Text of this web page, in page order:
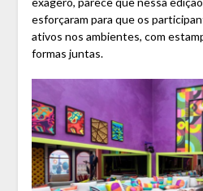
esforçaram para que os
ativos nos ambientes, com
formas juntas.